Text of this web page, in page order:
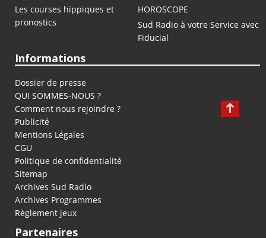
Les courses hippiques et
pronostics
HOROSCOPE
Sud Radio à votre Service avec
Fiducial
Informations
Dossier de presse
QUI SOMMES-NOUS ?
Comment nous rejoindre ?
Publicité
Mentions Légales
CGU
Politique de confidentialité
Sitemap
Archives Sud Radio
Archives Programmes
Règlement jeux
Partenaires